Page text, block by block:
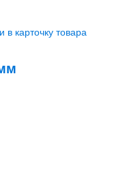
в карточку товара